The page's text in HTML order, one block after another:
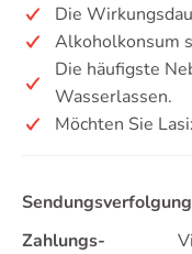
Die
Alkoholkonsum
Die häufigste
Wasserlassen.
Möchten Sie
Sendungsverfolgung
Zahlungs-